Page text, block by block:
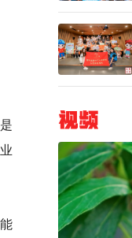
视频